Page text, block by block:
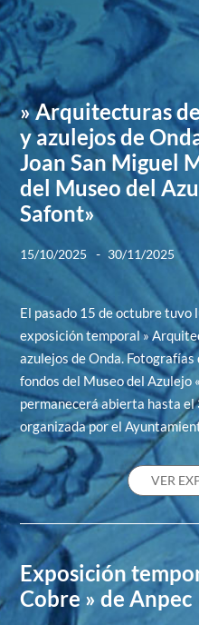
» Arquitecturas
y azulejos de
Joan San Miguel
del Museo del
Safont»
15/10/2025 - 30/11/2025
El pasado 15 de octubre tuvo
exposición temporal »
azulejos de Onda.
fondos del Museo del Azulejo
permanecerá abierta hasta
organizada por el
VER
Exposición
Cobre » de Anpec